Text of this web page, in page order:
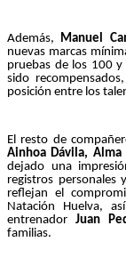
Además, Manuel
nuevas marcas
pruebas de los 100
sido
posición entre los
El resto de
Ainhoa Dávila, Alma
dejado una
registros personales
reflejan el
Natación Huelva,
entrenador Juan
familias.